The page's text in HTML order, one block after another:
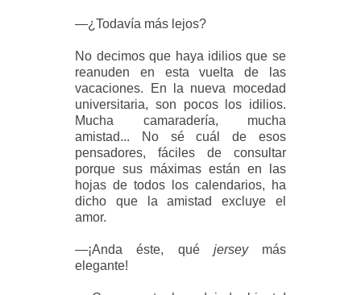
—¿Todavía más lejos?
No decimos que haya idilios que se
reanuden en esta vuelta de las
vacaciones. En la nueva mocedad
universitaria, son pocos los idilios.
Mucha camaradería, mucha
amistad... No sé cuál de esos
pensadores, fáciles de consultar
porque sus máximas están en las
hojas de todos los calendarios, ha
dicho que la amistad excluye el
amor.
—¡Anda éste, qué jerseymás
elegante!